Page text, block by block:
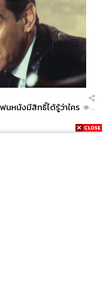
นหนังมีสิทธิ์ได้รู้ว่าใคร
...